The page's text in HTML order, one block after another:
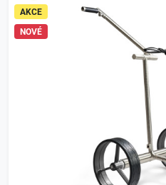
AKCE
NOVÉ